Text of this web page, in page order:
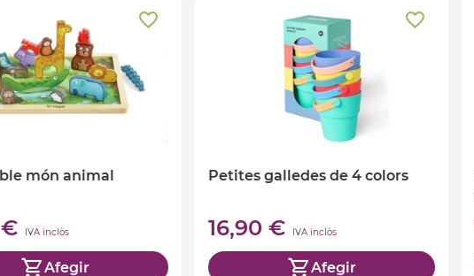
món animal
€ IVA inclòs
Afegir
Petites galledes de 4 colors
16,90 € IVA inclòs
Afegir